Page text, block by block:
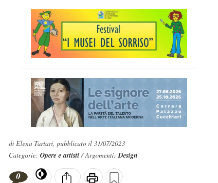
di Elena Tartari, pubblicato il 31/07/2023
Categorie: Opere e artisti/ Argomenti:Design
0